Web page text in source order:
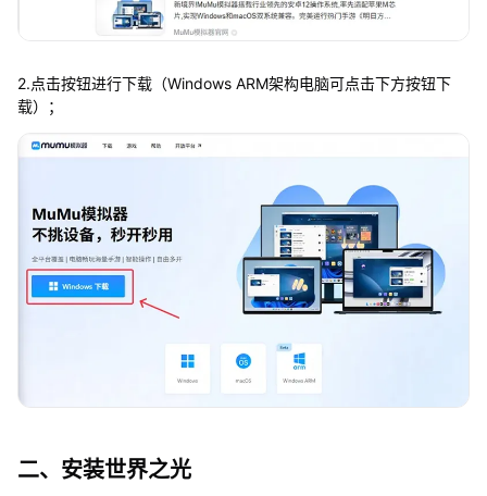
2.点击按钮进行下载（Windows ARM架构电脑可点击下方按钮下
载）；
二、安装世界之光